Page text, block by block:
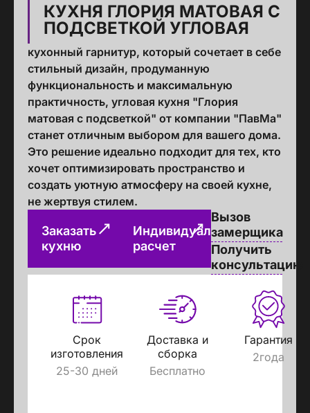
КУХНЯ ГЛОРИЯ МАТОВАЯ С
ПОДСВЕТКОЙ УГЛОВАЯ
кухонный гарнитур, который сочетает в себе
стильный дизайн, продуманную
функциональность и максимальную
практичность, угловая кухня "Глория
матовая с подсветкой" от компании "ПавМа"
станет отличным выбором для вашего дома.
Это решение идеально подходит для тех, кто
хочет оптимизировать пространство и
создать уютную атмосферу на своей кухне,
не жертвуя стилем.
Заказать
кухню
Индивидуальный
расчет
Вызов
замерщика
Получить
консультацию
Срок
изготовления
25-30 дней
Доставка и
сборка
Бесплатно
Гарантия
2года